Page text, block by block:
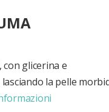
glicerina e
la pelle